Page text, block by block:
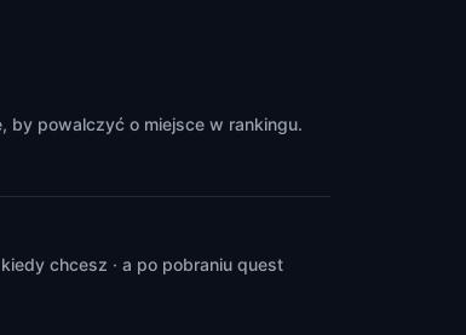
by powalczyć o miejsce w rankingu.
chcesz · a po pobraniu quest